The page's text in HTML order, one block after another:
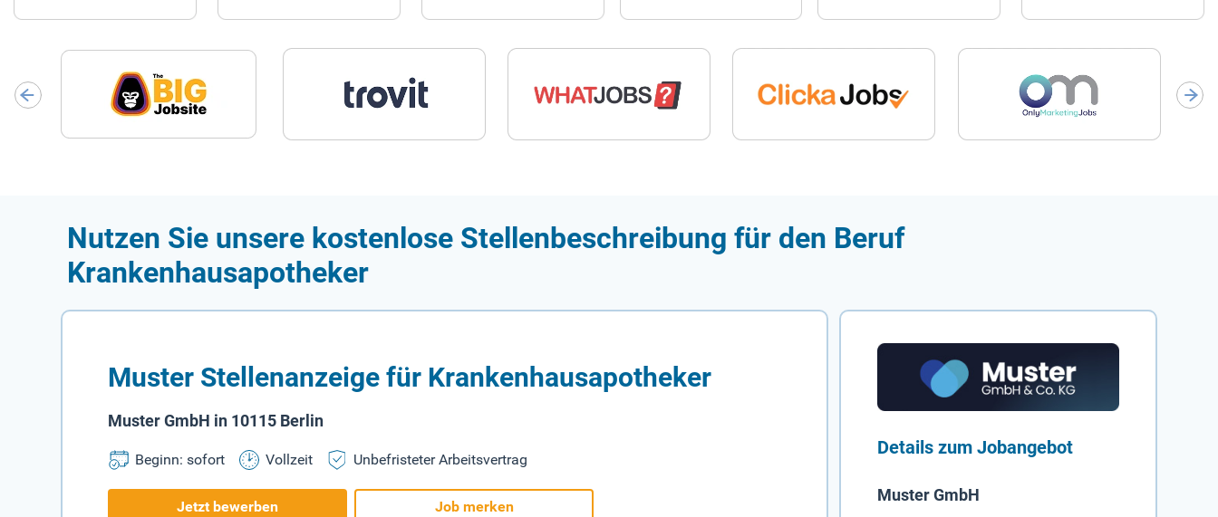
Nutzen Sie unsere kostenlose Stellenbeschreibung für den Beruf
Krankenhausapotheker
Muster Stellenanzeige für Krankenhausapotheker
Muster GmbH in 10115 Berlin
Beginn: sofort Vollzeit Unbefristeter Arbeitsvertrag
Jetzt bewerben Job merken
Details zum Jobangebot
Muster GmbH